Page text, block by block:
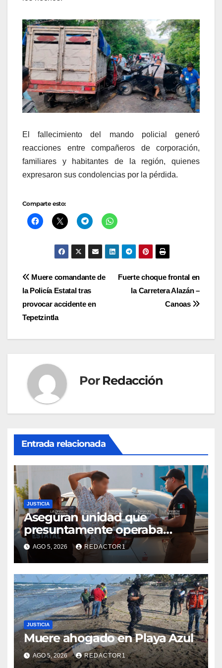
El fallecimiento del mando policial generó
reacciones entre compañeros de corporación,
familiares y habitantes de la región, quienes
expresaron sus condolencias por la pérdida.
Comparte esto:
Navegación
de
entradas
Fuerte choque frontal en
la Carretera Alazán –
Canoas
Muere comandante de
la Policía Estatal tras
provocar accidente en
Tepetzintla
Por Redacción
Entrada relacionada
JUSTICIA
Aseguran unidad que
presuntamente operaba
mediante aplicación digital en
operativo de Transporte
Público
AGO 5, 2026 REDACTOR1
JUSTICIA
Muere ahogado en Playa Azul
AGO 5, 2026 REDACTOR1